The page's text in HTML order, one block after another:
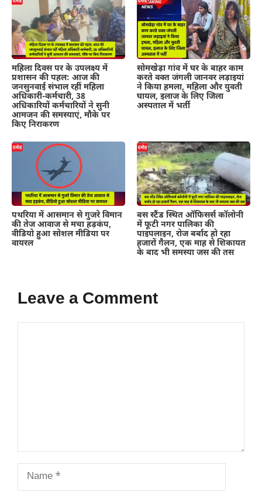
महिला दिवस पर के उपलक्ष्य में
प्रशासन की पहल: आज की
जनसुनवाई संभाल रहीं महिला
अधिकारी-कर्मचारी, 38
अधिकारियों कर्मचारियों ने सुनी
आमजन की समस्याएं, मौके पर
किए निराकरण
सोमखेड़ा गांव में घर के बाहर काम
करते वक्त जंगली जानवर लड़ाइयां
ने किया हमला, महिला और युवती
घायल, इलाज के लिए जिला
अस्पताल में भर्ती
पथरिया में आसमान से गुजरे विमान
की तेज आवाज से मचा हड़कंप,
वीडियो हुआ सोशल मीडिया पर
वायरल
बस स्टैंड स्थित ऑफिसर्स कॉलोनी
में फूटी नगर पालिका की
पाइपलाइन, रोज बर्बाद हो रहा
हजारों गैलन, एक माह से शिकायत
के बाद भी समस्या जस की तस
Leave a Comment
Name